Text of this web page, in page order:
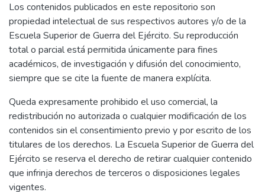
Sub zona de Seguridad Nacional Norte -6
que es la zona de responsabilidad, la misma
que es demasiado extensa y presenta una
geografía agreste con difícil tránsito. El
propósito principal de esta investigación
consistió en describir en qué medida el
empleo de drones contribuye en los
procesos de preparación y respuesta del
Comando Acción Inmediata para Desastres
de la 6ª Brigada de Selva, 2022. Además,
se evaluaron los objetivos específicos
describir las capacidades del personal que
emplea drones en los procesos de
Los contenidos publicados en este repositorio son
propiedad intelectual de sus respectivos autores y/o de la
Escuela Superior de Guerra del Ejército. Su reproducción
total o parcial está permitida únicamente para fines
académicos, de investigación y difusión del conocimiento,
siempre que se cite la fuente de manera explícita.
Queda expresamente prohibido el uso comercial, la
redistribución no autorizada o cualquier modificación de los
contenidos sin el consentimiento previo y por escrito de los
titulares de los derechos. La Escuela Superior de Guerra del
Ejército se reserva el derecho de retirar cualquier contenido
que infrinja derechos de terceros o disposiciones legales
vigentes.